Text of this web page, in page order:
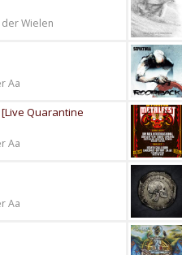
Wielen
Aa
Quarantine
Aa
Aa